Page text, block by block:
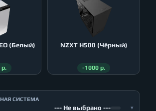
(Белый)
р.
NZXT H500 (Чёрный)
-1000 р.
СИСТЕМА
--- Не выбрано --- ▾